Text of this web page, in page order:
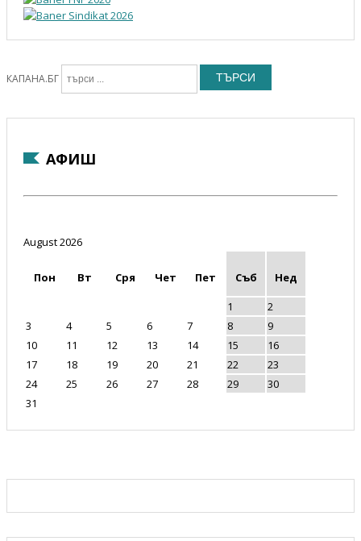
КАПАНА.БГ ТЪРСИ
АФИШ
August 2026
Пон Вт Сря Чет Пет Съб
Нед
1
2
3
4 5 6 7 8
9
10
11 12 13 14 15
16
17
18 19 20 21 22
23
24
25 26 27 28 29
30
31